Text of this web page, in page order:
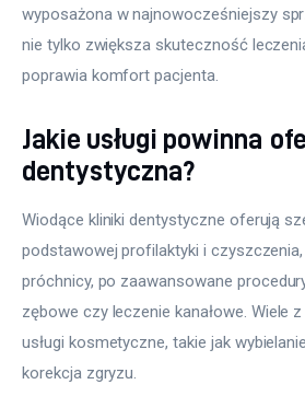
wyposażona w najnowocześniejszy
nie tylko zwiększa skuteczność
poprawia komfort pacjenta.
Jakie usługi powinna
dentystyczna?
Wiodące kliniki dentystyczne oferują
podstawowej profilaktyki i
próchnicy, po zaawansowane
zębowe czy leczenie kanałowe. Wiele
usługi kosmetyczne, takie jak
korekcja zgryzu.